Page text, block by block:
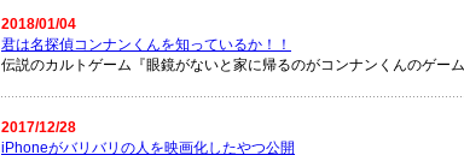
2018/01/04
君は名探偵コンナンくんを知っているか！！
伝説のカルトゲーム『眼鏡がないと家に帰るのがコンナンくんのゲー
2017/12/28
iPhoneがバリバリの人を映画化したやつ公開